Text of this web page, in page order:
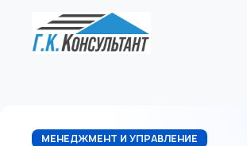
МЕНЕДЖМЕНТ И УПРАВЛЕНИЕ